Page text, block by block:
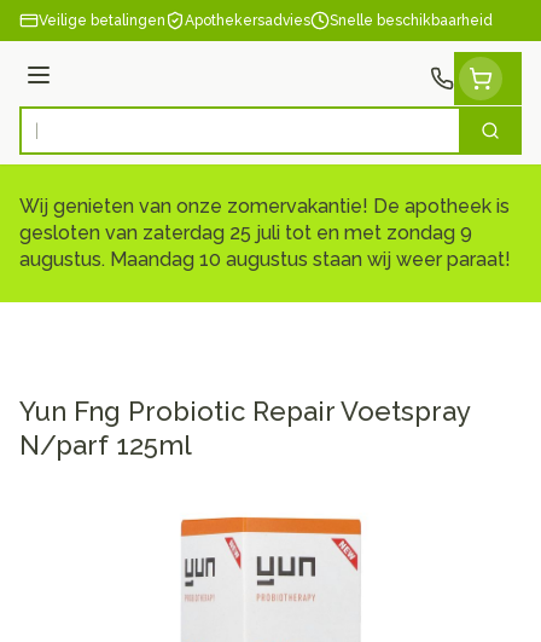
Ga naar de inhoud
Veilige betalingen Apothekersadvies Snelle beschikbaarheid
Menu
Product, merk, categorie... Zoek
Wij genieten van onze zomervakantie! De apotheek is
gesloten van zaterdag 25 juli tot en met zondag 9
augustus. Maandag 10 augustus staan wij weer paraat!
Yun Fng Probiotic Repair Voetspray
N/parf 125ml